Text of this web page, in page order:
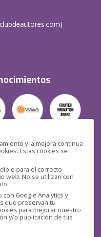
y la mejora continua
Estas cookies se
para el correcto
web. No se utilizan con
con Google Analytics y
que preservan tu
para mejorar nuestro
y/o publicación de tus
)